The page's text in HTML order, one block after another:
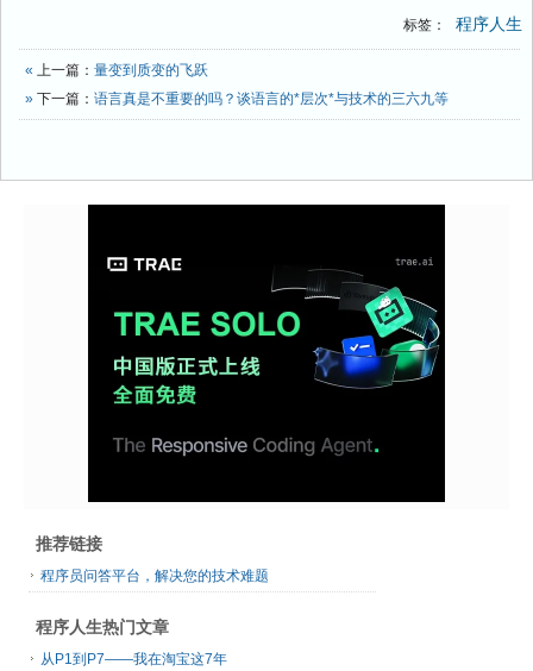
标签： 程序人生
« 上一篇： 量变到质变的飞跃
» 下一篇： 语言真是不重要的吗？谈语言的*层次*与技术的三六九等
推荐链接
程序员问答平台，解决您的技术难题
程序人生热门文章
从P1到P7——我在淘宝这7年